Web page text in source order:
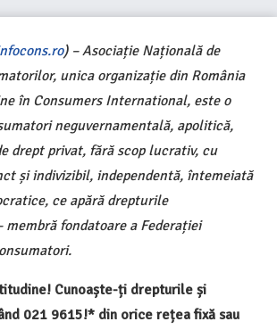
) – Asociație Națională de
unica organizație din România
în Consumers International, este o
neguvernamentală, apolitică,
drept privat, fără scop lucrativ, cu
și indivizibil, independentă, întemeiată
ce apără drepturile
fondatoare a Federației
Cunoaște-ți drepturile și
021 9615!* din orice rețea fixă sau